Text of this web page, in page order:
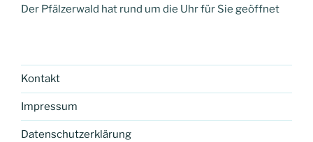
Der Pfälzerwald hat rund um die Uhr für Sie geöffnet
Kontakt
Impressum
Datenschutzerklärung